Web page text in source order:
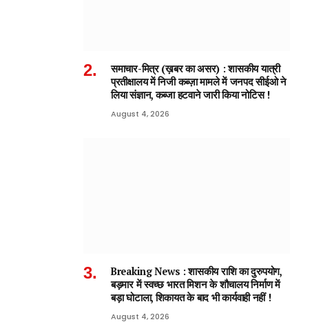
समाचार-मित्र (ख़बर का असर) : शासकीय यात्री
प्रतीक्षालय में निजी कब्ज़ा मामले में जनपद सीईओ ने
लिया संज्ञान, कब्जा हटवाने जारी किया नोटिस !
August 4, 2026
Breaking News : शासकीय राशि का दुरुपयोग,
बड़मार में स्वच्छ भारत मिशन के शौचालय निर्माण में
बड़ा घोटाला, शिकायत के बाद भी कार्यवाही नहीं !
August 4, 2026